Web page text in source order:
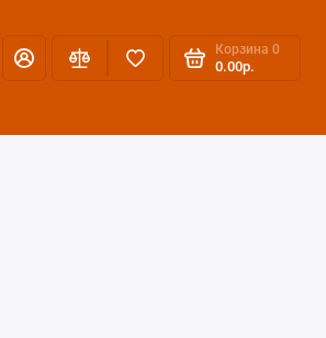
Корзина 0
0.00р.